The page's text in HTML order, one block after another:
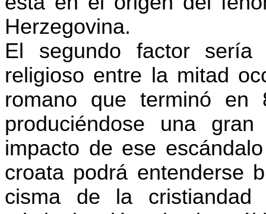
Herzegovina.
El segundo factor
religioso entre la mitad
romano que terminó en
produciéndose una
impacto de ese
croata podrá entenderse
cisma de la